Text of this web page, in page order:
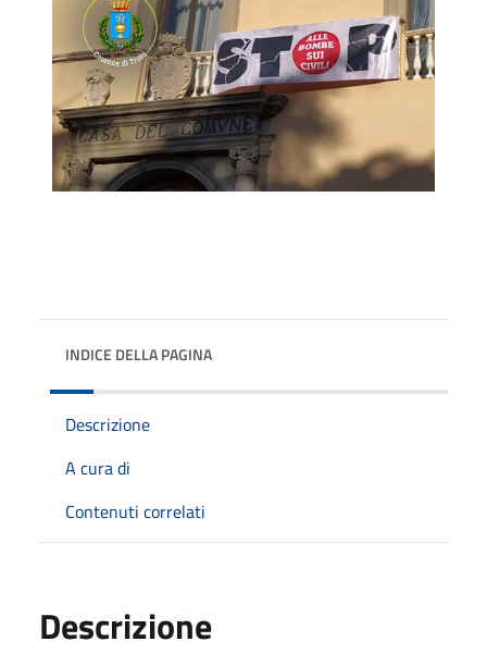
INDICE DELLA PAGINA
Descrizione
A cura di
Contenuti correlati
Descrizione